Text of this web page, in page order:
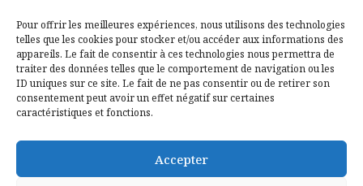
Pour offrir les meilleures expériences, nous utilisons des technologies
telles que les cookies pour stocker et/ou accéder aux informations des
appareils. Le fait de consentir à ces technologies nous permettra de
traiter des données telles que le comportement de navigation ou les
ID uniques sur ce site. Le fait de ne pas consentir ou de retirer son
consentement peut avoir un effet négatif sur certaines
caractéristiques et fonctions.
Accepter
Mentions légales
Politique de confidentialité